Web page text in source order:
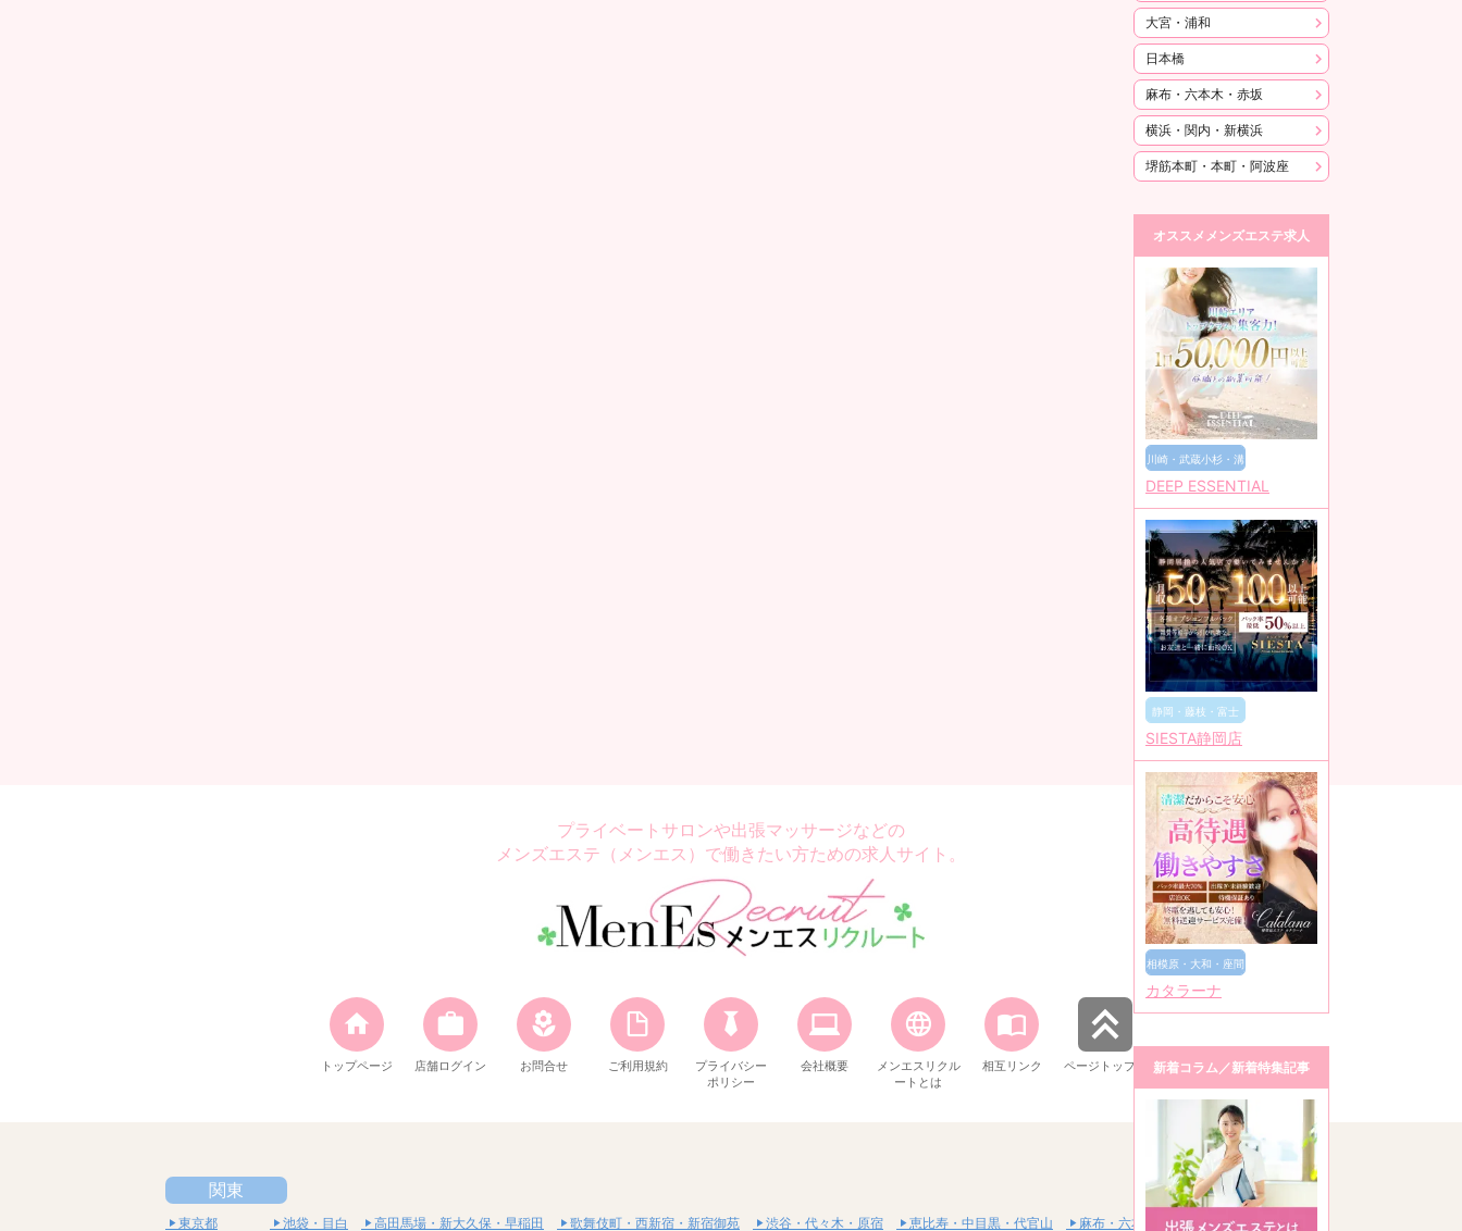
大宮・浦和
日本橋
麻布・六本木・赤坂
横浜・関内・新横浜
堺筋本町・本町・阿波座
オススメメンズエステ求人
川崎・武蔵小杉・溝
の口
DEEP ESSENTIAL
静岡・藤枝・富士
SIESTA静岡店
相模原・大和・座間
カタラーナ
新着コラム／新着特集記事
プライベートサロンや出張マッサージなどの
メンズエステ（メンエス）で働きたい方ための求人サイト。
トップページ 店舗ログイン お問合せ ご利用規約
プライバシー
ポリシー
会社概要
メンエスリクル
ートとは
相互リンク ページトップへ
関東
東京都 池袋・目白 高田馬場・新大久保・早稲田 歌舞伎町・西新宿・新宿御苑 渋谷・代々木・原宿 恵比寿・中目黒・代官山
麻布・六本木・赤坂